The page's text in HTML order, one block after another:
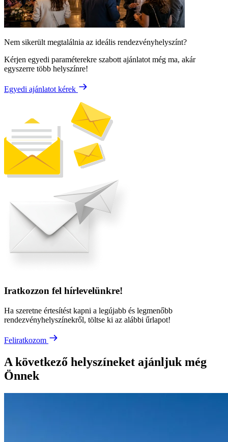
Nem sikerült megtalálnia az ideális rendezvényhelyszínt?
Kérjen egyedi paraméterekre szabott ajánlatot még ma, akár
egyszerre több helyszínre!
Egyedi ajánlatot kérek
Iratkozzon fel hírlevelünkre!
Ha szeretne értesítést kapni a legújabb és legmenőbb
rendezvényhelyszínekről, töltse ki az alábbi űrlapot!
Feliratkozom
A következő helyszíneket ajánljuk még
Önnek